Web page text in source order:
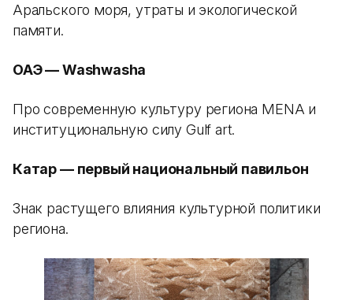
Аральского моря, утраты и экологической
памяти.
ОАЭ — Washwasha
Про современную культуру региона MENA и
институциональную силу Gulf art.
Катар — первый национальный павильон
Знак растущего влияния культурной политики
региона.